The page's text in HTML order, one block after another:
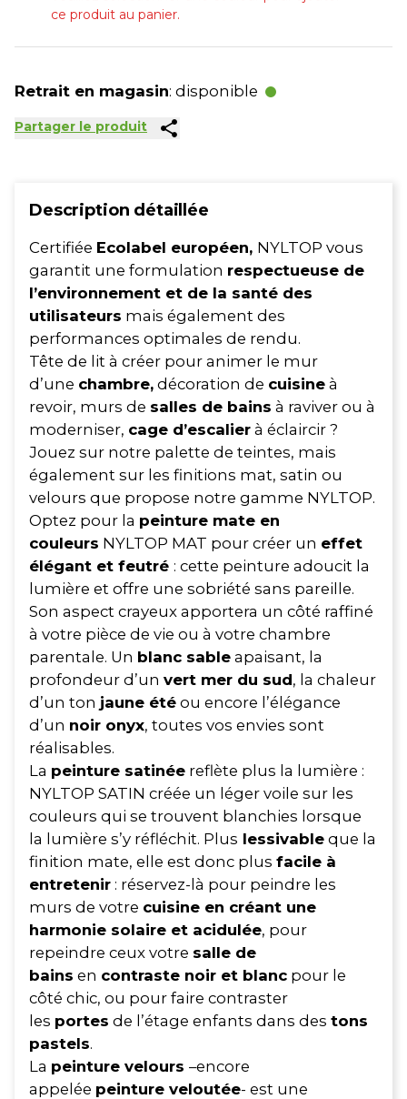
ce produit au panier.
Retrait en magasin: disponible
Partager le produit share
Description détaillée
Certifiée Ecolabel européen, NYLTOP vous
garantit une formulation respectueuse de
l’environnement et de la santé des
utilisateurs mais également des
performances optimales de rendu.
Tête de lit à créer pour animer le mur
d’une chambre, décoration de cuisine à
revoir, murs de salles de bains à raviver ou à
moderniser, cage d’escalier à éclaircir ?
Jouez sur notre palette de teintes, mais
également sur les finitions mat, satin ou
velours que propose notre gamme NYLTOP.
Optez pour la peinture mate en
couleurs NYLTOP MAT pour créer un effet
élégant et feutré : cette peinture adoucit la
lumière et offre une sobriété sans pareille.
Son aspect crayeux apportera un côté raffiné
à votre pièce de vie ou à votre chambre
parentale. Un blanc sable apaisant, la
profondeur d’un vert mer du sud, la chaleur
d’un ton jaune été ou encore l’élégance
d’un noir onyx, toutes vos envies sont
réalisables.
La peinture satinée reflète plus la lumière :
NYLTOP SATIN créée un léger voile sur les
couleurs qui se trouvent blanchies lorsque
la lumière s’y réfléchit. Plus lessivable que la
finition mate, elle est donc plus facile à
entretenir : réservez-là pour peindre les
murs de votre cuisine en créant une
harmonie solaire et acidulée, pour
repeindre ceux votre salle de
bains en contraste noir et blanc pour le
côté chic, ou pour faire contraster
les portes de l’étage enfants dans des tons
pastels.
La peinture velours –encore
appelée peinture veloutée- est une